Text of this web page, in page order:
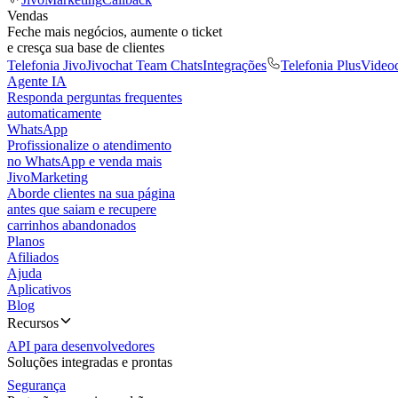
Vendas
Feche mais negócios, aumente o ticket
e cresça sua base de clientes
Telefonia JivoJivochat Team ChatsIntegrações Telefonia Plus
Agente IA
Responda perguntas frequentes
automaticamente
WhatsApp
Profissionalize o atendimento
no WhatsApp e venda mais
JivoMarketing
Aborde clientes na sua página
antes que saiam e recupere
carrinhos abandonados
Planos
Afiliados
Ajuda
Aplicativos
Blog
Recursos
API para desenvolvedores
Soluções integradas e prontas
Segurança